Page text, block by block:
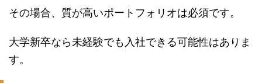
その場合、質が高いポートフォリオは必須です。
大学新卒なら未経験でも入社できる可能性はありま
す。